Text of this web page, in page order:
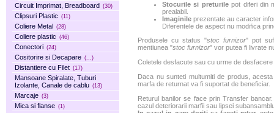
Circuit Imprimat, Breadboard (30)
Clipsuri Plastic (11)
Coliere Metal (28)
Coliere plastic (46)
Conectori (24)
Cositorire si Decapare (...)
Distantiere cu Filet (17)
Mansoane Spiralate, Tuburi
Izolante, Canale de cablu (13)
Marcaje (3)
Mica si flanse (1)
Stocurile si preturilepot diferi din
prealabil.
Imaginile prezentate au caracter
Diferentele de aspect nu modifica
Produsele cu status "stoc furnizor" pot
mentiunea "stoc furnizor" vor putea fi livrate
Coletele desfacute sau cu urme de
Daca nu sunteti multumiti de produs,
marfa de returnat va fi suportat de beneficiar.
Returul banilor se face prin Transfer
cazul deteriorarii marfii sau lipsei